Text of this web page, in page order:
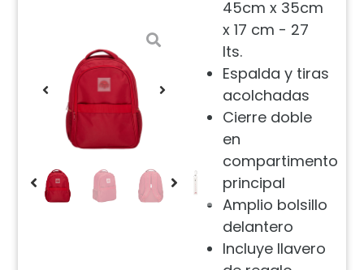
45cm x 35cm
x 17 cm - 27
lts.
Espalda y tiras
acolchadas
Cierre doble
en
compartimento
principal
Amplio bolsillo
delantero
Incluye llavero